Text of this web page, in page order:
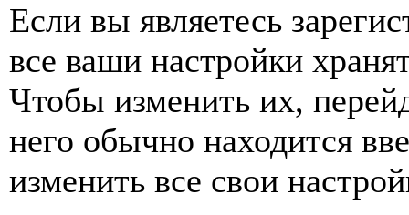
Если вы являетесь
все ваши настройки
Чтобы изменить их,
него обычно находится
изменить все свои